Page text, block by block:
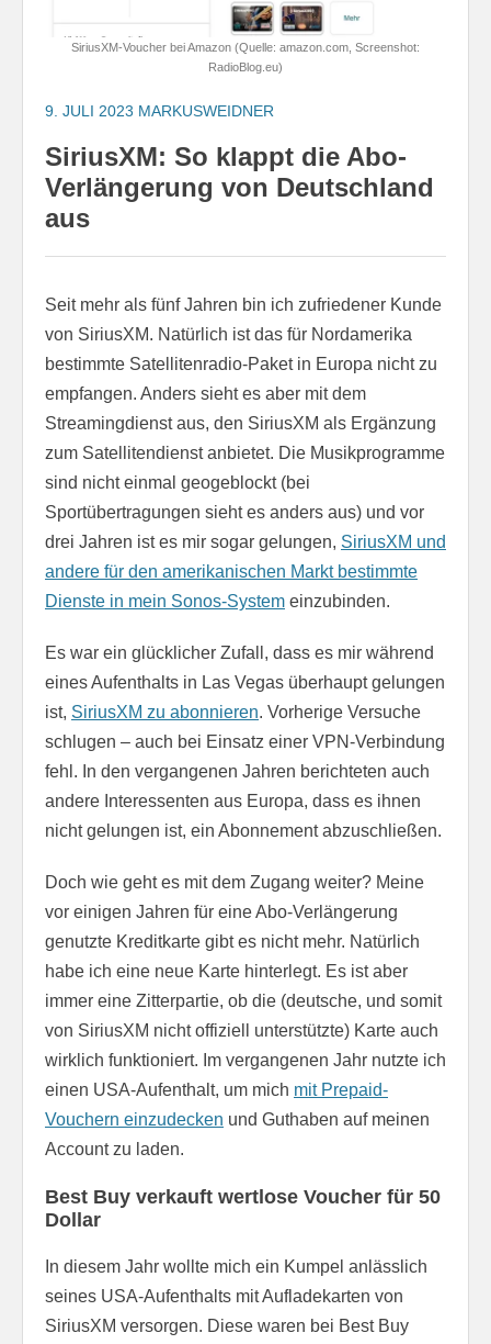
SiriusXM-Voucher bei Amazon (Quelle: amazon.com, Screenshot:
RadioBlog.eu)
9. JULI 2023 MARKUSWEIDNER
SiriusXM: So klappt die Abo-
Verlängerung von Deutschland
aus
Seit mehr als fünf Jahren bin ich zufriedener Kunde
von SiriusXM. Natürlich ist das für Nordamerika
bestimmte Satellitenradio-Paket in Europa nicht zu
empfangen. Anders sieht es aber mit dem
Streamingdienst aus, den SiriusXM als Ergänzung
zum Satellitendienst anbietet. Die Musikprogramme
sind nicht einmal geogeblockt (bei
Sportübertragungen sieht es anders aus) und vor
drei Jahren ist es mir sogar gelungen, SiriusXM und
andere für den amerikanischen Markt bestimmte
Dienste in mein Sonos-System einzubinden.
Es war ein glücklicher Zufall, dass es mir während
eines Aufenthalts in Las Vegas überhaupt gelungen
ist, SiriusXM zu abonnieren. Vorherige Versuche
schlugen – auch bei Einsatz einer VPN-Verbindung
fehl. In den vergangenen Jahren berichteten auch
andere Interessenten aus Europa, dass es ihnen
nicht gelungen ist, ein Abonnement abzuschließen.
Doch wie geht es mit dem Zugang weiter? Meine
vor einigen Jahren für eine Abo-Verlängerung
genutzte Kreditkarte gibt es nicht mehr. Natürlich
habe ich eine neue Karte hinterlegt. Es ist aber
immer eine Zitterpartie, ob die (deutsche, und somit
von SiriusXM nicht offiziell unterstützte) Karte auch
wirklich funktioniert. Im vergangenen Jahr nutzte ich
einen USA-Aufenthalt, um mich mit Prepaid-
Vouchern einzudecken und Guthaben auf meinen
Account zu laden.
Best Buy verkauft wertlose Voucher für 50
Dollar
In diesem Jahr wollte mich ein Kumpel anlässlich
seines USA-Aufenthalts mit Aufladekarten von
SiriusXM versorgen. Diese waren bei Best Buy